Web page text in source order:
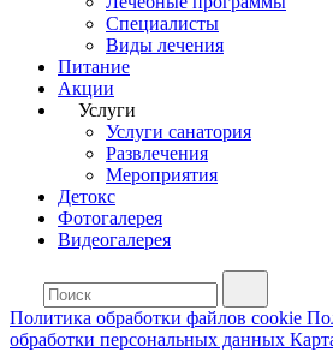
Специалисты
Виды лечения
Питание
Акции
Услуги
Услуги санатория
Развлечения
Мероприятия
Детокс
Фотогалерея
Видеогалерея
Политика обработки файлов cookie
обработки персональных данных